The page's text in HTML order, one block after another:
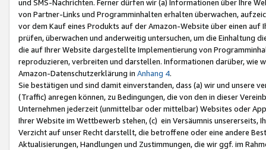
und SMS-Nachrichten. Ferner dürfen wir (a) Informationen über Ihre
von Partner-Links und Programminhalten erhalten überwachen,
vor dem Kauf eines Produkts auf der Amazon-Website über einen
prüfen, überwachen und anderweitig untersuchen, um die Einhaltung
die auf Ihrer Website dargestellte Implementierung von
reproduzieren, verbreiten und darstellen. Informationen darüber, wie
Amazon-Datenschutzerklärung in Anhang 4.
Sie bestätigen und sind damit einverstanden, dass (a) wir und
(Traffic) anregen können, zu Bedingungen, die von den in dieser
Unternehmen jederzeit (unmittelbar oder mittelbar) Websites oder
Ihrer Website im Wettbewerb stehen, (c) ein Versäumnis unsererseits,
Verzicht auf unser Recht darstellt, die betroffene oder eine andere
Aktualisierungen, Handlungen und Zustimmungen, die wir ggf. im